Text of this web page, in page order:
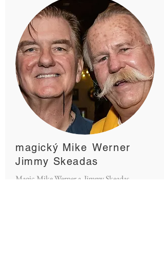
magický Mike Werner
Jimmy Skeadas
Magic Mike Werner a Jimmy Skeadas